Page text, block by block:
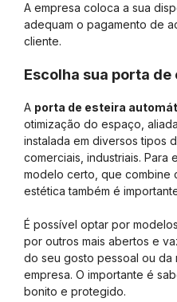
A empresa coloca a sua
adequam o pagamento de
cliente.
Escolha sua porta
A porta de esteira
otimização do espaço,
instalada em diversos tipos
comerciais, industriais. Para
modelo certo, que combine
estética também é
É possível optar por
por outros mais abertos e
do seu gosto pessoal ou da
empresa. O importante é
bonito e protegido.